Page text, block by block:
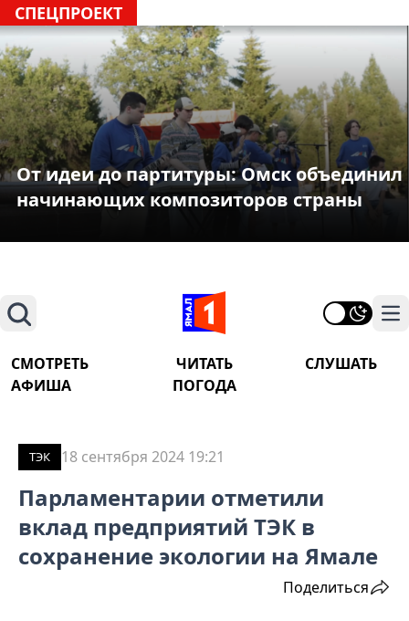
СПЕЦПРОЕКТ
От идеи до партитуры: Омск объединил
начинающих композиторов страны
Поиск
СМОТРЕТЬ ЧИТАТЬ
СЛУШАТЬ
АФИША
ПОГОДА
ТЭК 18 сентября 2024 19:21
Парламентарии отметили
вклад предприятий ТЭК в
сохранение экологии на Ямале
Поделиться